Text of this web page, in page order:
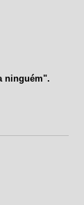
ninguém".